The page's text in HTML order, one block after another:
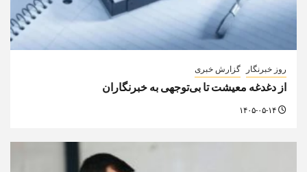
روز خبرنگار گزارش خبری
از دغدغه معیشت تا بی‌توجهی به خبرنگاران